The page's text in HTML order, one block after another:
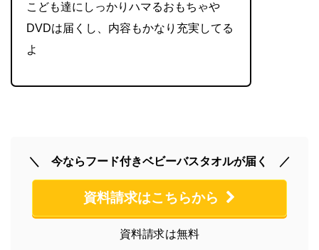
こども達にしっかりハマるおもちゃや
DVDは届くし、内容もかなり充実してる
よ
＼ 今ならフード付きベビーバスタオルが届く ／
資料請求はこちらから
資料請求は無料